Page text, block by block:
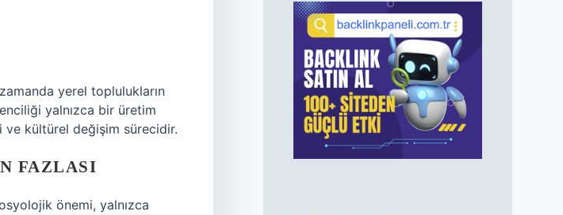
yerel toplulukların
yalnızca bir üretim
ve kültürel değişim sürecidir.
FAZLASI
önemi, yalnızca